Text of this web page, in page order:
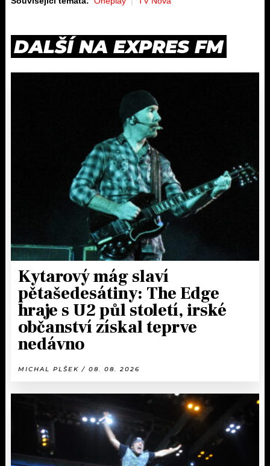
DALŠÍ NA EXPRES FM
Kytarový mág slaví
pětašedesátiny: The Edge
hraje s U2 půl století, irské
občanství získal teprve
nedávno
MICHAL PLŠEK / 08. 08. 2026